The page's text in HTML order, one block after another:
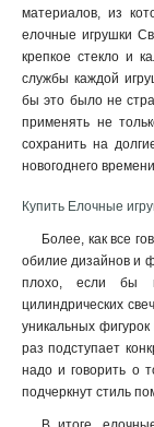
материалов, из
елочные игрушки
крепкое стекло и
службы каждой
бы это было не
применять не
сохранить на
новогоднего времени
Купить Елочные
Более, как все
обилие дизайнов и
плохо, если бы
цилиндрических
уникальных
раз подступает
надо и говорить о
подчеркнут стиль